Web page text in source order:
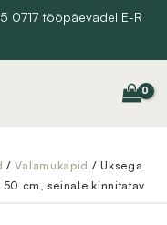
0717 tööpäevadel E-R
/Valamukapid / Uksega
cm, seinale kinnitatav